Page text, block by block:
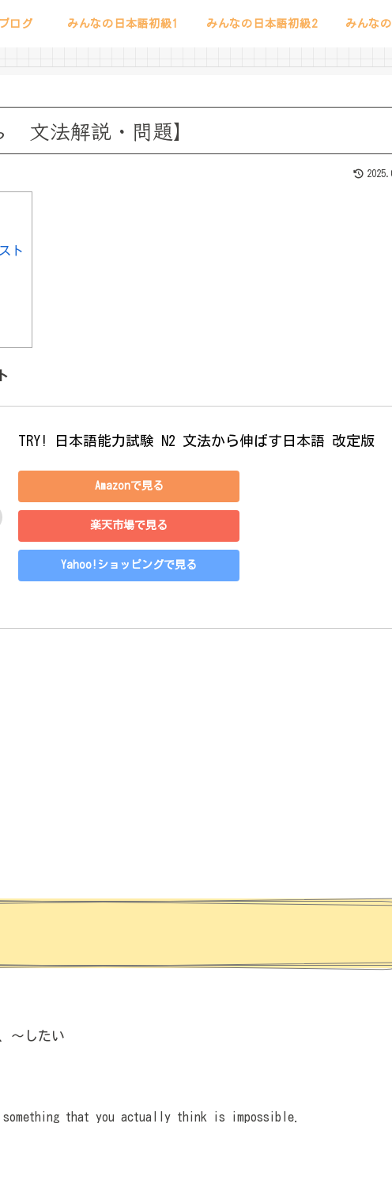
ログ みんなの日本語初級1 みんなの日本語初級2 みんな
文法解説・問題】
ト
TRY! 日本語能力試験 N2 文法から伸ばす日本語 改定版
Amazonで見る
楽天市場で見る
Yahoo!ショッピングで見る
～したい
something that you actually think is impossible.